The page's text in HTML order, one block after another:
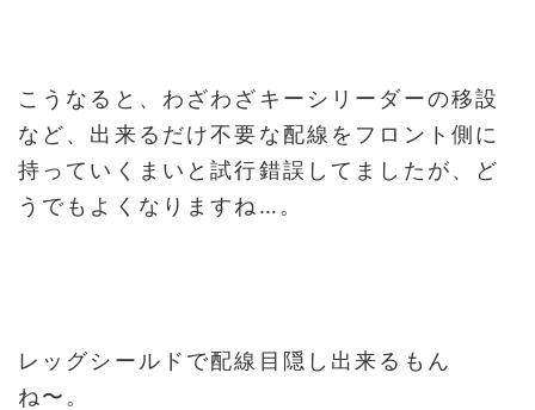
こうなると、わざわざキーシリーダーの移設
など、出来るだけ不要な配線をフロント側に
持っていくまいと試行錯誤してましたが、ど
うでもよくなりますね…。
レッグシールドで配線目隠し出来るもん
ね〜。